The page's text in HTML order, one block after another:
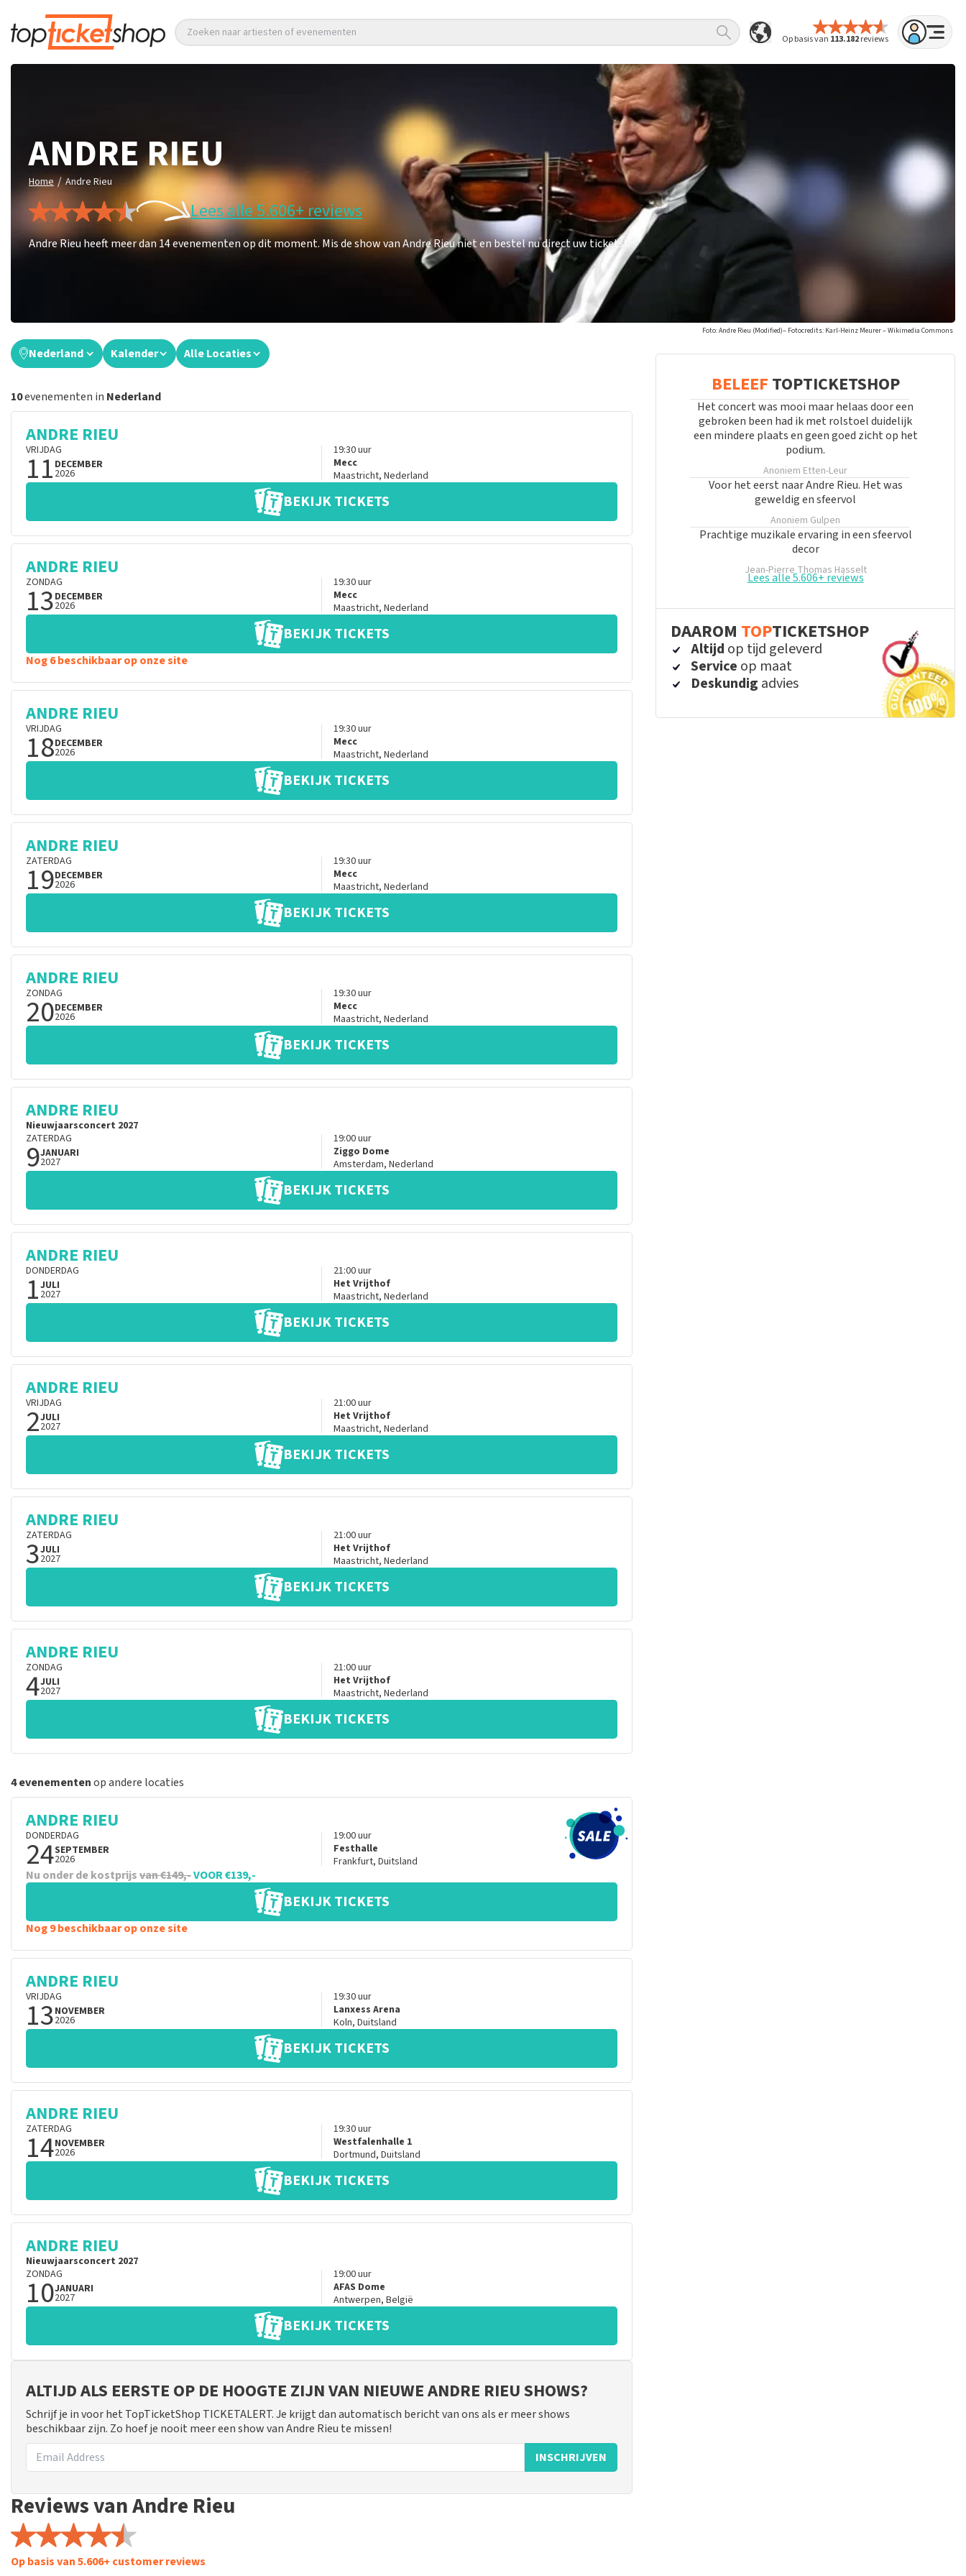
Op basis van 113.182reviews
Zoeken naar artiesten of evenementen
ANDRE RIEU
Home / Andre Rieu
Lees alle 5.606+ reviews
Andre Rieu heeft meer dan 14 evenementen op dit moment. Mis de show van Andre Rieu niet en bestel nu direct uw tickets!
Foto: Andre Rieu (Modified)– Fotocredits: Karl-Heinz Meurer – Wikimedia Commons
Nederland Kalender Alle Locaties
10evenementen in Nederland
ANDRE RIEU
VRIJDAG
11 DECEMBER
2026
19:30uur
Mecc
Maastricht, Nederland
BEKIJK TICKETS
ANDRE RIEU
ZONDAG
13DECEMBER
2026
19:30uur
Mecc
Maastricht, Nederland
BEKIJK TICKETS
Nog 6 beschikbaar op onze site
ANDRE RIEU
VRIJDAG
18DECEMBER
2026
19:30uur
Mecc
Maastricht, Nederland
BEKIJK TICKETS
ANDRE RIEU
ZATERDAG
19DECEMBER
2026
19:30uur
Mecc
Maastricht, Nederland
BEKIJK TICKETS
ANDRE RIEU
ZONDAG
20DECEMBER
2026
19:30uur
Mecc
Maastricht, Nederland
BEKIJK TICKETS
ANDRE RIEU
Nieuwjaarsconcert 2027
ZATERDAG
9JANUARI
2027
19:00uur
Ziggo Dome
Amsterdam, Nederland
BEKIJK TICKETS
ANDRE RIEU
DONDERDAG
1JULI
2027
21:00uur
Het Vrijthof
Maastricht, Nederland
BEKIJK TICKETS
ANDRE RIEU
VRIJDAG
2JULI
2027
21:00uur
Het Vrijthof
Maastricht, Nederland
BEKIJK TICKETS
ANDRE RIEU
ZATERDAG
3JULI
2027
21:00uur
Het Vrijthof
Maastricht, Nederland
BEKIJK TICKETS
ANDRE RIEU
ZONDAG
4JULI
2027
21:00uur
Het Vrijthof
Maastricht, Nederland
BEKIJK TICKETS
4 evenementenop andere locaties
ANDRE RIEU
DONDERDAG
24SEPTEMBER
2026
19:00uur
Festhalle
Frankfurt, Duitsland
Nu onder de kostprijsvan €149,-VOOR €139,-
BEKIJK TICKETS
Nog 9 beschikbaar op onze site
ANDRE RIEU
VRIJDAG
13NOVEMBER
2026
19:30uur
Lanxess Arena
Koln, Duitsland
BEKIJK TICKETS
ANDRE RIEU
ZATERDAG
14NOVEMBER
2026
19:30uur
Westfalenhalle 1
Dortmund, Duitsland
BEKIJK TICKETS
ANDRE RIEU
Nieuwjaarsconcert 2027
ZONDAG
10JANUARI
2027
19:00uur
AFAS Dome
Antwerpen, België
BEKIJK TICKETS
ALTIJD ALS EERSTE OP DE HOOGTE ZIJN VAN NIEUWE ANDRE RIEU SHOWS?
Schrijf je in voor het TopTicketShop TICKETALERT. Je krijgt dan automatisch bericht van ons als er meer shows
beschikbaar zijn. Zo hoef je nooit meer een show van Andre Rieu te missen!
INSCHRIJVEN
Reviews van Andre Rieu
Op basis van 5.606+ customer reviews
BELEEF TOPTICKETSHOP
Het concert was mooi maar helaas door een
gebroken been had ik met rolstoel duidelijk
een mindere plaats en geen goed zicht op het
podium.
Anoniem Etten-Leur
Voor het eerst naar Andre Rieu. Het was
geweldig en sfeervol
Anoniem Gulpen
Prachtige muzikale ervaring in een sfeervol
decor
Jean-Pierre Thomas Hasselt
Lees alle 5.606+ reviews
DAAROM TOPTICKETSHOP
Altijd op tijd geleverd
Service op maat
Deskundig advies